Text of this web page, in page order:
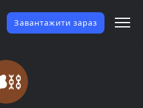
Завантажити зараз